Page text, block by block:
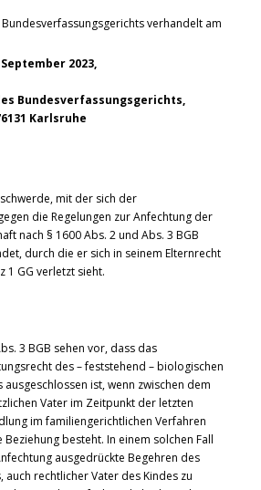
verhandelt am
2023,
Bundesverfassungsgerichts,
Karlsruhe
mit der sich der
die Regelungen zur Anfechtung der
nach § 1600 Abs. 2 und Abs. 3 BGB
durch die er sich in seinem Elternrecht
1 GG verletzt sieht.
3 BGB sehen vor, dass das
des – feststehend – biologischen
ausgeschlossen ist, wenn zwischen dem
Vater im Zeitpunkt der letzten
im familiengerichtlichen Verfahren
besteht. In einem solchen Fall
ausgedrückte Begehren des
auch rechtlicher Vater des Kindes zu